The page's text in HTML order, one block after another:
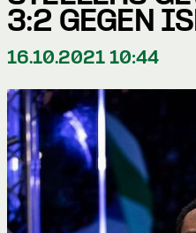
3:2 GEGEN
16.10.2021 10:44